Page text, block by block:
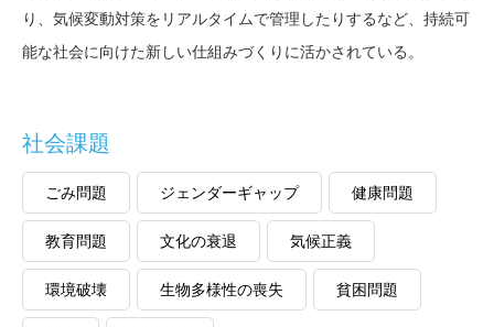
り、気候変動対策をリアルタイムで管理したりするなど、持続可
能な社会に向けた新しい仕組みづくりに活かされている。
社会課題
ごみ問題 ジェンダーギャップ 健康問題
教育問題 文化の衰退 気候正義
環境破壊 生物多様性の喪失 貧困問題